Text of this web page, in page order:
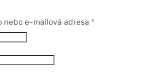
nebo e-mailová adresa *Povinné